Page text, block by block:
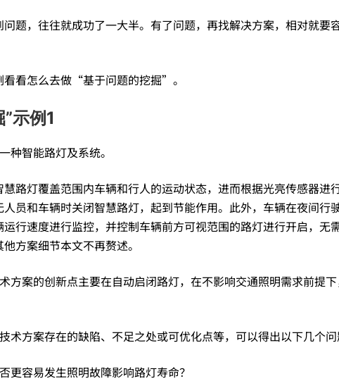
题，往往就成功了一大半。有了问题，再找解决方案，相对就要
看怎么去做“基于问题的挖掘”。
示例1
种智能路灯及系统。
路灯覆盖范围内车辆和行人的运动状态，进而根据光亮传感器进
员和车辆时关闭智慧路灯，起到节能作用。此外，车辆在夜间行
行速度进行监控，并控制车辆前方可视范围的路灯进行开启，无
方案细节本文不再赘述。
方案的创新点主要在自动启闭路灯，在不影响交通照明需求前提
术方案存在的缺陷、不足之处或可优化点等，可以得出以下几个问
更容易发生照明故障影响路灯寿命？